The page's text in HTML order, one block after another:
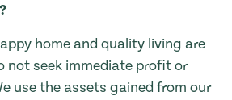
home and quality living are
not seek immediate profit or
use the assets gained from our